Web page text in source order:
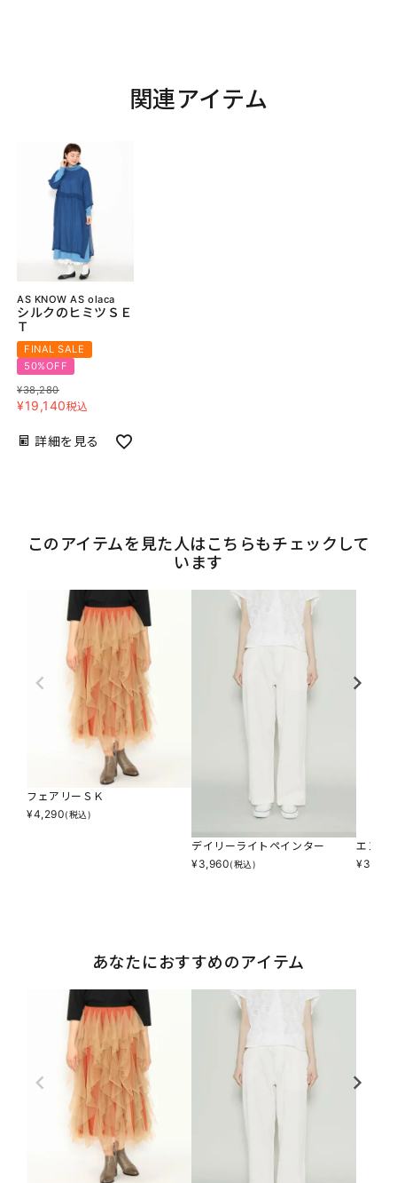
関連アイテム
AS KNOW AS olaca
シルクのヒミツＳＥ
Ｔ
FINAL SALE
50%OFF
¥38,280
¥19,140税込
詳細を見る
このアイテムを見た人はこちらもチェックして
います
フェアリーＳＫ
¥4,290(税込)
デイリーライトペインター
¥3,960(税込)
エンブ
¥3,564
あなたにおすすめのアイテム